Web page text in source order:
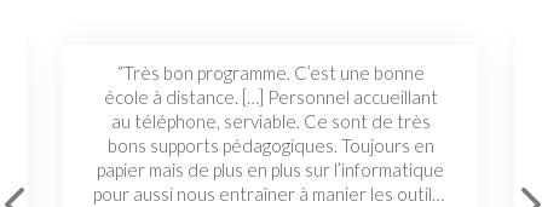
“Très bon programme. C’est une bonne
école à distance. […] Personnel accueillant
au téléphone, serviable. Ce sont de très
bons supports pédagogiques. Toujours en
papier mais de plus en plus sur l’informatique
pour aussi nous entraîner à manier les outils informatiques. […] Satisfaite de l’organisme. Je recommanderais Culture et Formation.”